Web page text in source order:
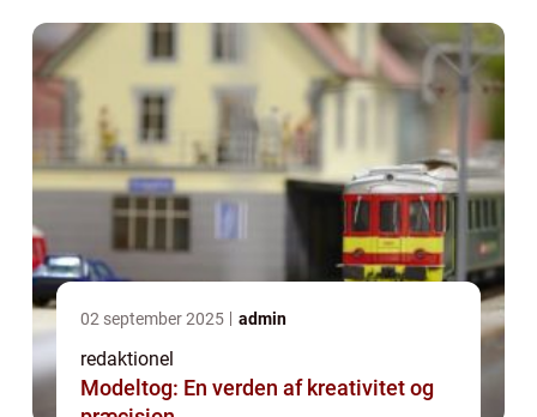
Term...
02 september 2025 admin
redaktionel
Modeltog: En verden af kreativitet og